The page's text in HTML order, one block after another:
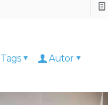
Tags Autor